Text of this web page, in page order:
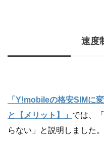
速度
「Y!mobileの格安SIMに
と【メリット】」 では、
らない」と説明しました。